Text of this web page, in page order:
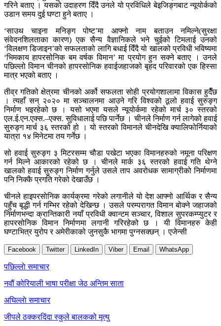
गरिने बताए । यसको उदाहरण दिँदै उनले यो प्रविधिले बेइजिङ्गबाट न्यूयोर्कको
उडान समय दुई घण्टा हुने बताए ।
‘साउथ चाइना मनिङ्ग पोष्ट’मा आफ्नो नाम बताउन नमिल्ने(सुरक्षा
संवेदनशिलताका कारण) एक सैन्य वैज्ञानिकले भने चुईको टिमलाई उनको
‘विलक्षण डिजाइन’को सफलताको लागि बधाई दिँदै यो खालको प्रविधी भविष्यमा
‘भिमकाय हापरसोनिक बम वर्षक विमान’ मा प्रयोग हुन सक्ने बताए । उनले
पछिल्लो विमान चीनको हापरसोनिक हवाईजहाजको बृहद परिवारको एक हिस्सा
मात्र भएको बताए ।
तीव्र गतिको क्षेत्रमा चीनको अर्को सफलता सोही प्रयोगशालामा विकास हुदैँछ
। त्यहाँ सन् २०२० मा सञ्चालनमा आउने गरि विश्वको ठूलो हवाई सुरुङ्ग
निर्माण भइरहेको छ । यसो भएमा यसले न्यूयोर्कमा रहेको मार्च ३० स्तरको
एल.ई.एन.एक्स.–एक्स. सुविधालाई पछि पार्नेछ । चीनले निर्माण गर्न लागेको हवाई
सुरुङ्ग मार्च ३६ स्तरको हो । यो स्तरको विमानले चीनदेखि क्यालिफोर्नियाको
यात्रा १४ मिनेटमा तय गर्नेछ ।
सो हवाई सुरुङ्ग ३ मिटरसम्म चौडा पखेटा भएका विमानहरुको नमूना परिक्षण
गर्न मिल्ने आकारको रहेको छ । चीनले मार्क ३६ स्तरको हवाई गति थेग्ने
खालको हवाई सुरुङ्ग निर्माण गर्नुले उसले ताप अवरोधक सामाग्रीको निर्माणमा
पनि निक्कै प्रगति गरेको देखाउँछ ।
चीनले हाइपरसोनिक कार्यक्रमा गरेको लगानीले यो देश आफ्नो आर्थिक र सैन्य
पहुँच बृद्धी गर्न गम्भिर रहेको देखिन्छ । उसले परम्परागत विमान बोक्ने जहाजको
निर्माणभन्दा क्रान्तिकारी नयाँ प्रविधी क्वान्टम सञ्चार, विशाल सुपरकम्प्युटर र
हापरसोनिक विमान निर्माणमा लगानी गरिरहेको छ । यी विमानहरु केही
घण्टाभित्र युरोप र अमेरीकाको जुनसुकै भागमा पुग्नसक्छन् । एजेन्सी
Facebook Twitter LinkedIn Viber Email WhatsApp
Post
navigation
पछिल्लाे समाचार
नवौं कोरियाली भाषा परीक्षा जेठ अन्तिम साता
अघिल्लाे समाचार
जीपले ठक्करदिंदा स्कुले बालकको मृत्यु